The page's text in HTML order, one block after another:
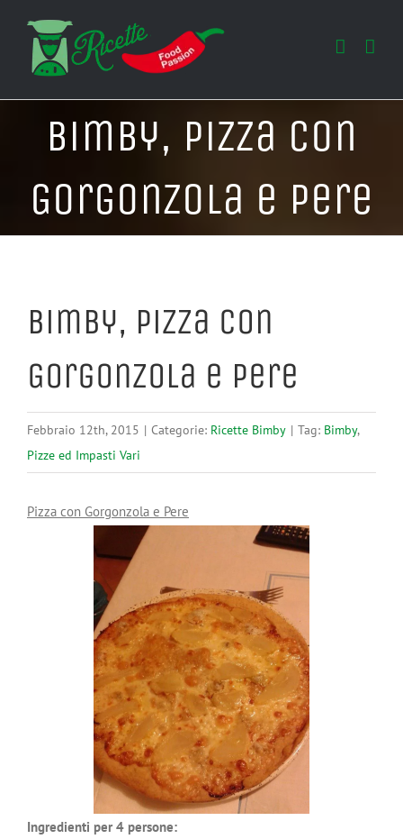
contenuto
Bimby, Pizza con
Gorgonzola e Pere
Bimby, Pizza con
Gorgonzola e Pere
Febbraio 12th, 2015 | Categorie: Ricette Bimby | Tag: Bimby,
Pizze ed Impasti Vari
Pizza con Gorgonzola e Pere
Ingredienti per 4 persone: